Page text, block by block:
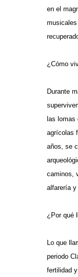
en el
¿Cómo
Durante
las
agrícolas
años, se
caminos,
alfarería y
¿Por qué
Lo que
periodo
fertilidad